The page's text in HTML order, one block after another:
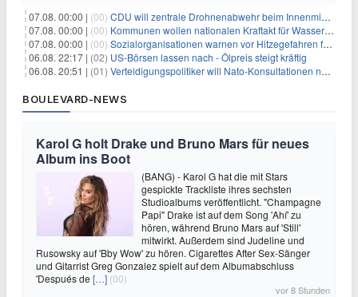
07.08. 00:00 | (00) CDU will zentrale Drohnenabwehr beim Innenministerium
07.08. 00:00 | (00) Kommunen wollen nationalen Kraftakt für Wasserversorgung
07.08. 00:00 | (00) Sozialorganisationen warnen vor Hitzegefahren für Obdachlose
06.08. 22:17 | (02) US-Börsen lassen nach - Ölpreis steigt kräftig
06.08. 20:51 | (01) Verteidigungspolitiker will Nato-Konsultationen nach Drohnenfund
BOULEVARD-NEWS
Karol G holt Drake und Bruno Mars für neues
Album ins Boot
(BANG) - Karol G hat die mit Stars
gespickte Trackliste ihres sechsten
Studioalbums veröffentlicht. "Champagne
Papi" Drake ist auf dem Song 'Ahí' zu
hören, während Bruno Mars auf 'Still'
mitwirkt. Außerdem sind Judeline und
Rusowsky auf 'Bby Wow' zu hören. Cigarettes After Sex-Sänger
und Gitarrist Greg Gonzalez spielt auf dem Albumabschluss
'Después de […] (00)
vor 8 Stunden